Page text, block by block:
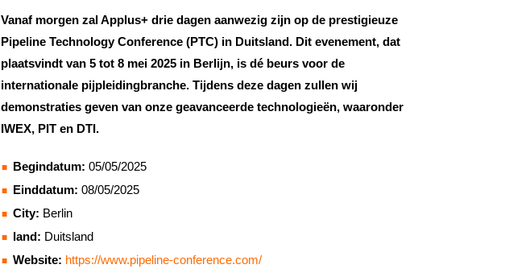
Vanaf morgen zal Applus+ drie dagen aanwezig zijn op de prestigieuze
Pipeline Technology Conference (PTC) in Duitsland. Dit evenement, dat
plaatsvindt van 5 tot 8 mei 2025 in Berlijn, is dé beurs voor de
internationale pijpleidingbranche. Tijdens deze dagen zullen wij
demonstraties geven van onze geavanceerde technologieën, waaronder
IWEX, PIT en DTI.
Begindatum: 05/05/2025
Einddatum: 08/05/2025
City: Berlin
land: Duitsland
Website: https://www.pipeline-conference.com/